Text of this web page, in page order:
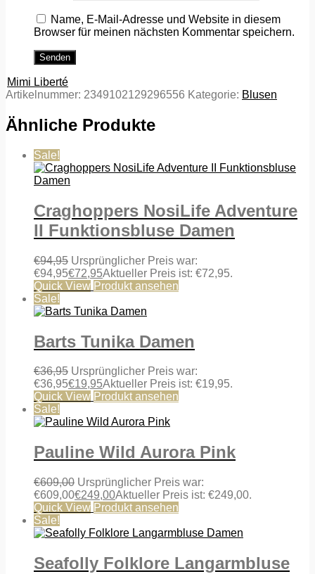
Name, E-Mail-Adresse und Website in diesem
Browser für meinen nächsten Kommentar speichern.
Mimi Liberté
Artikelnummer: 2349102129296556 Kategorie: Blusen
Ähnliche Produkte
Sale!
Craghoppers NosiLife Adventure
II Funktionsbluse Damen
€94,95 Ursprünglicher Preis war:
€94,95€72,95Aktueller Preis ist: €72,95.
Quick View Produkt ansehen
Sale!
Barts Tunika Damen
€36,95 Ursprünglicher Preis war:
€36,95€19,95Aktueller Preis ist: €19,95.
Quick View Produkt ansehen
Sale!
Pauline Wild Aurora Pink
€609,00 Ursprünglicher Preis war:
€609,00€249,00Aktueller Preis ist: €249,00.
Quick View Produkt ansehen
Sale!
Seafolly Folklore Langarmbluse